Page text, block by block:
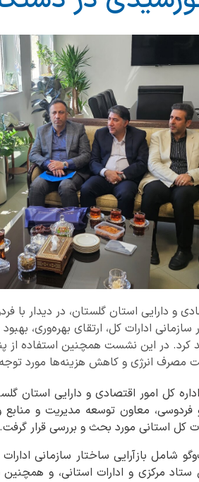
و دارایی استان گلستان، در دیدار با
سازمانی ادارات کل، ارتقای بهره‌وری،
کرد. در این نشست همچنین استفاده از
مصرف انرژی و کاهش هزینه‌ها مورد
کل امور اقتصادی و دارایی استان
فردوسی، معاون توسعه مدیریت و
کل استانی مورد بحث و بررسی قرار گرفت.
شامل بازآرایی ساختار سازمانی
ستاد مرکزی و ادارات استانی، و